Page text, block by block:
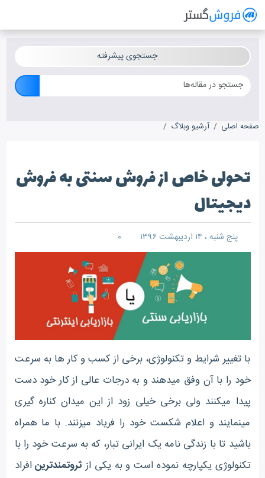
سیستم مدیریت فروش آنلاین
جستجوی پیشرفته
صفحه اصلی آرشیو وبلاگ
تحولی خاص از فروش سنتی به فروش
دیجیتال
پنج شنبه ، ۱۴ اردیبهشت ۱۳۹۶
با تغییر شرایط و تکنولوژی، برخی از کسب و کار ها به سرعت
خود را با آن وفق میدهند و به درجات عالی از کار خود دست
پیدا میکنند ولی برخی خیلی زود از این میدان کناره گیری
مینمایند و اعلام شکست خود را فریاد میزنند. با ما همراه
باشید تا با زندگی نامه یک ایرانی تبار، که به سرعت خود را با
تکنولوژی یکپارچه نموده است و به یکی از ثروتمندترینافراد